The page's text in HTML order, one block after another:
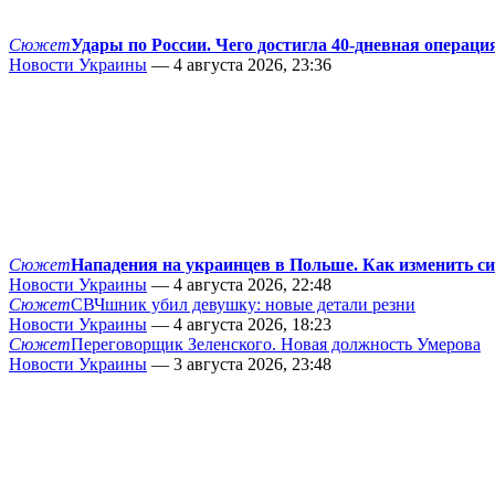
СюжетУдары по России. Чего достигла 40-дневная
Новости Украины — 4 августа 2026, 23:36
СюжетНападения на украинцев в Польше. Как изменить
Новости Украины — 4 августа 2026, 22:48
СюжетСВЧшник убил девушку: новые детали резни
Новости Украины — 4 августа 2026, 18:23
СюжетПереговорщик Зеленского. Новая должность Умерова
Новости Украины — 3 августа 2026, 23:48